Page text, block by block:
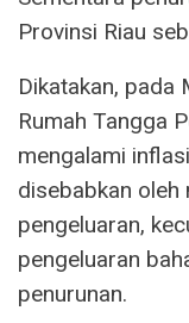
Provinsi Riau
Dikatakan, pada
Rumah Tangga
mengalami
disebabkan oleh
pengeluaran,
pengeluaran
penurunan.